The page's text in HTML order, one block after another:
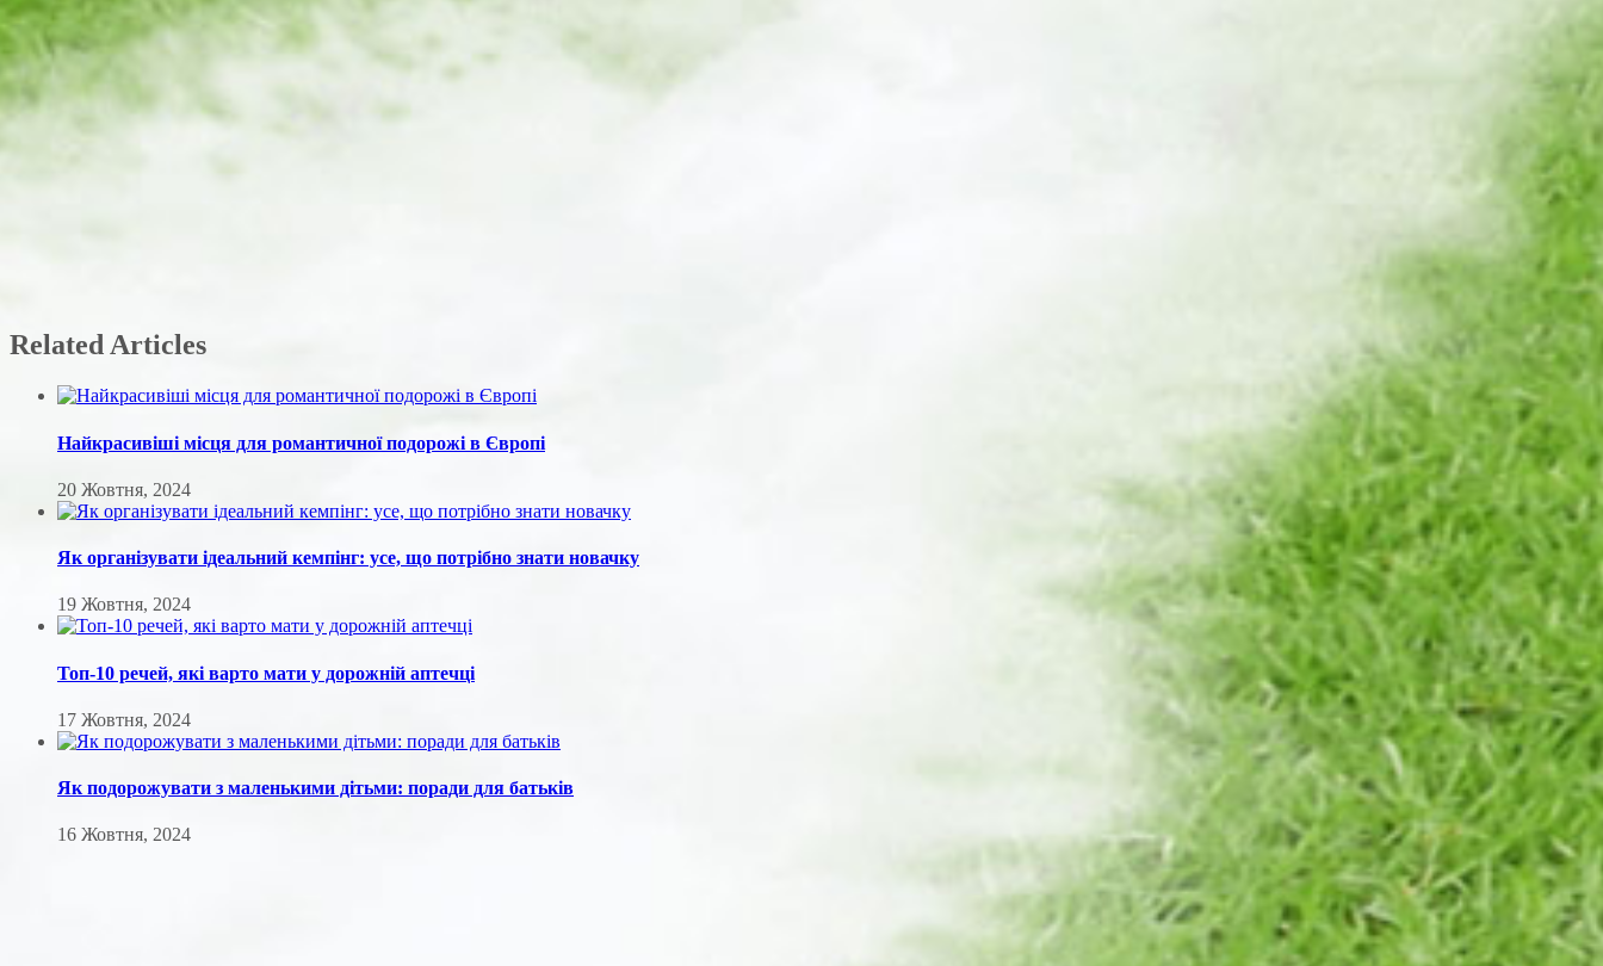
Related Articles
Найкрасивіші місця для романтичної подорожі в Європі
20 Жовтня, 2024
Як організувати ідеальний кемпінг: усе, що потрібно знати новачку
19 Жовтня, 2024
Топ-10 речей, які варто мати у дорожній аптечці
17 Жовтня, 2024
Як подорожувати з маленькими дітьми: поради для батьків
16 Жовтня, 2024